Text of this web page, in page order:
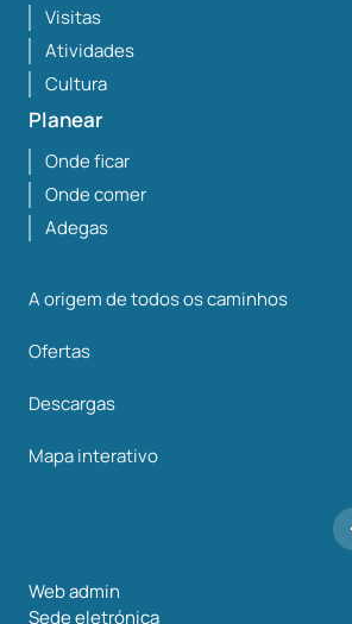
Visitas
Atividades
Cultura
Planear
Onde ficar
Onde comer
Adegas
A origem de todos os caminhos
Ofertas
Descargas
Mapa interativo
Web admin
Sede eletrónica